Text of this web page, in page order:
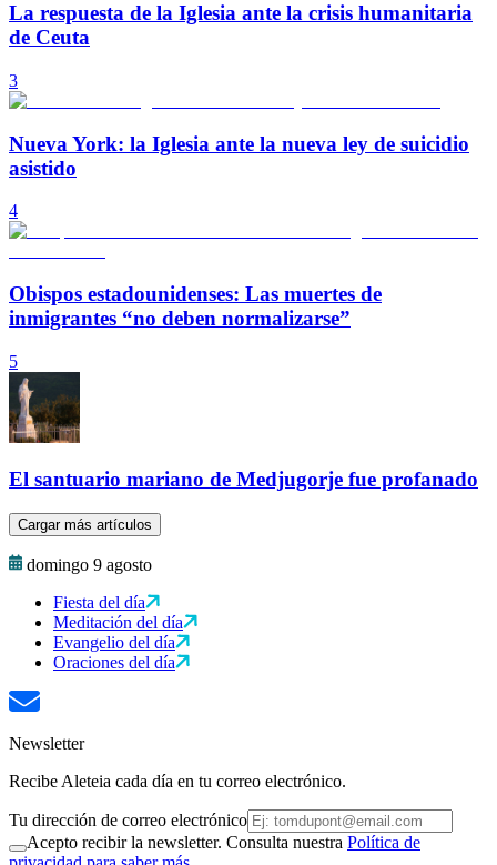
La respuesta de la Iglesia ante la crisis humanitaria
de Ceuta
3
Nueva York: la Iglesia ante la nueva ley de suicidio
asistido
4
Obispos estadounidenses: Las muertes de
inmigrantes “no deben normalizarse”
5
El santuario mariano de Medjugorje fue profanado
Cargar más artículos
domingo 9 agosto
Fiesta del día
Meditación del día
Evangelio del día
Oraciones del día
Newsletter
Recibe Aleteia cada día en tu correo electrónico.
Tu dirección de correo electrónico
Acepto recibir la newsletter. Consulta nuestra Política de